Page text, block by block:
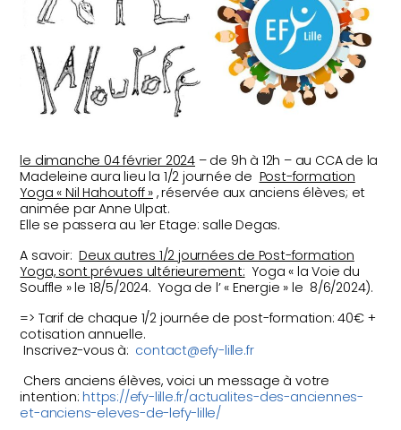
le dimanche 04 février 2024 – de 9h à 12h – au CCA de la
Madeleine aura lieu la 1/2 journée de Post-formation
Yoga « Nil Hahoutoff » , réservée aux anciens élèves; et
animée par Anne Ulpat.
Elle se passera au 1er Etage: salle Degas.
A savoir:Deux autres 1/2 journées de Post-formation
Yoga, sont prévues ultérieurement: Yoga « la Voie du
Souffle » le 18/5/2024. Yoga de l’ « Energie » le 8/6/2024).
=> Tarif de chaque 1/2 journée de post-formation: 40€ +
cotisation annuelle.
Inscrivez-vous à: contact@efy-lille.fr
Chers anciens élèves, voici un message à votre
intention: https://efy-lille.fr/actualites-des-anciennes-
et-anciens-eleves-de-lefy-lille/